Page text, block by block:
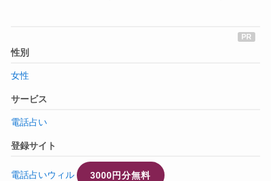
性別
女性
サービス
電話占い
登録サイト
電話占いウィル 3000円分無料